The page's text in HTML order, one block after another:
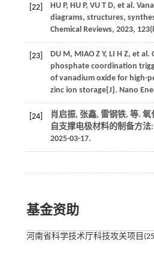
[22] HU P, HU P, VU T D, et al .
diagrams, structures,
Chemical Reviews, 2023, 123
[23] DU M, MIAO Z Y, LI H Z, et al .
phosphate coordination
of vanadium oxide for high-
zinc ion storage[J]. Nano
[24] 肖启振, 张鑫, 雷钢铁, 等. 氧
自支撑电极材料的制备方法:
2025-03-17.
基金资助
河南省科学技术厅科技攻关项目